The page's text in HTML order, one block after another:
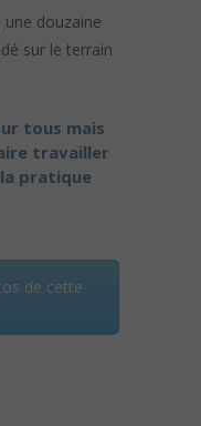
une douzaine
sur le terrain
tous mais
travailler
pratique
de cette